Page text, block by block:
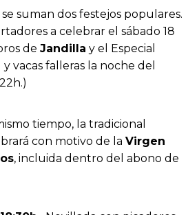
suman dos festejos populares.
a celebrar el sábado 18
de Jandilla y el Especial
vacas falleras la noche del
tiempo, la tradicional
con motivo de la Virgen
, incluida dentro del abono de